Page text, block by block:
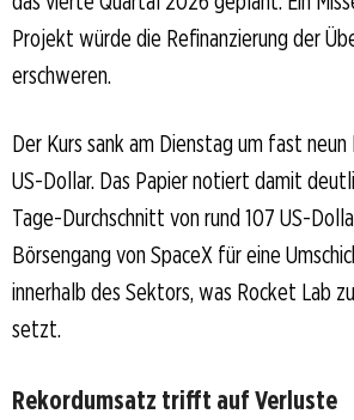
Projekt würde die Refinanzierung der
erschweren.
Der Kurs sank am Dienstag um fast
US-Dollar. Das Papier notiert damit
Tage-Durchschnitt von rund 107 US-
Börsengang von SpaceX für eine
innerhalb des Sektors, was Rocket Lab
setzt.
Rekordumsatz trifft auf Verluste